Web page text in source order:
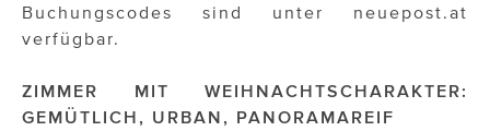
Buchungscodes sind unter neuepost.at
verfügbar.
ZIMMER MIT WEIHNACHTSCHARAKTER:
GEMÜTLICH, URBAN, PANORAMAREIF